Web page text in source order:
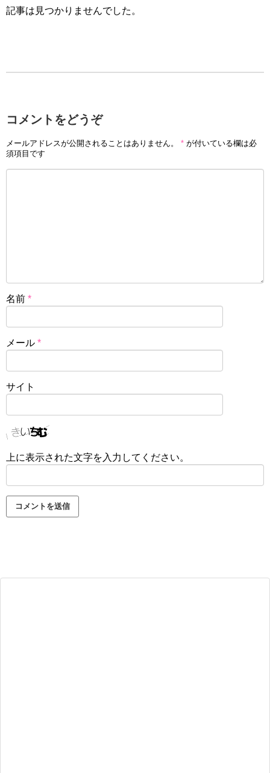
記事は見つかりませんでした。
コメントをどうぞ
メールアドレスが公開されることはありません。 * が付いている欄は必
須項目です
名前 *
メール *
サイト
上に表示された文字を入力してください。